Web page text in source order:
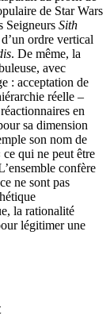
de Star Wars
Seigneurs Sith
ordre vertical
. De même, la
avec
: acceptation de
réelle –
en
sa dimension
son nom de
qui ne peut être
confère
ne sont pas
la rationalité
légitimer une